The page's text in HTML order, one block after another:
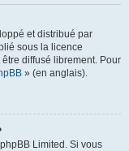
et distribué par
sous la licence
diffusé librement. Pour
» (en anglais).
Limited. Si vous